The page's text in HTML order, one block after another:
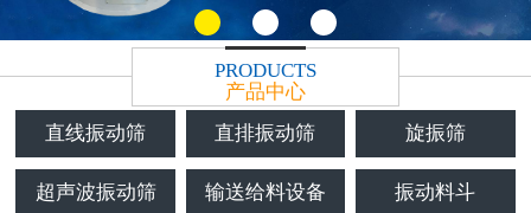
PRODUCTS
产品中心
直线振动筛
直排振动筛 旋振筛
超声波振动筛 输送给料设备 振动料斗